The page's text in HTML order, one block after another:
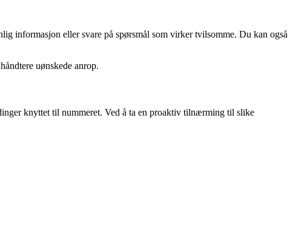
informasjon eller svare på spørsmål som virker tvilsomme. Du kan også
uønskede anrop.
knyttet til nummeret. Ved å ta en proaktiv tilnærming til slike